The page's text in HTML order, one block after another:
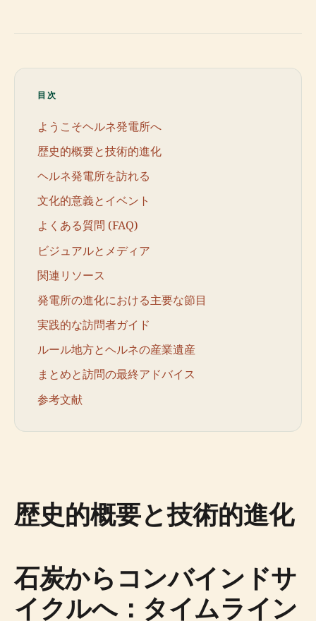
目次
ようこそヘルネ発電所へ
歴史的概要と技術的進化
ヘルネ発電所を訪れる
文化的意義とイベント
よくある質問 (FAQ)
ビジュアルとメディア
関連リソース
発電所の進化における主要な節目
実践的な訪問者ガイド
ルール地方とヘルネの産業遺産
まとめと訪問の最終アドバイス
参考文献
歴史的概要と技術的進化
石炭からコンバインドサ
イクルへ：タイムライン